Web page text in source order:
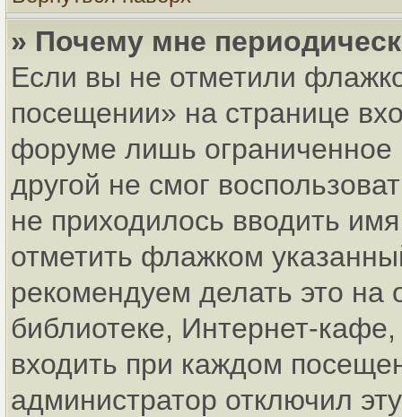
» Почему мне
Если вы не отметили
посещении» на странице
форуме лишь ограниченное
другой не смог
не приходилось вводить
отметить флажком
рекомендуем делать это
библиотеке, Интернет-
входить при каждом
администратор отключил